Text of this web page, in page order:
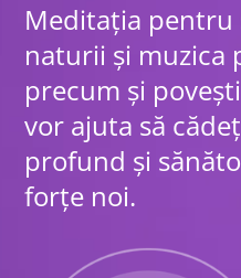
Meditația pentru
naturii și muzica
precum și
vor ajuta să
profund și
forțe noi.